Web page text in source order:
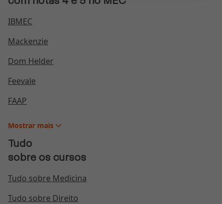
IBMEC
Mackenzie
Dom Helder
Feevale
FAAP
Mostrar mais
Tudo
sobre os cursos
Tudo sobre Medicina
Tudo sobre Direito